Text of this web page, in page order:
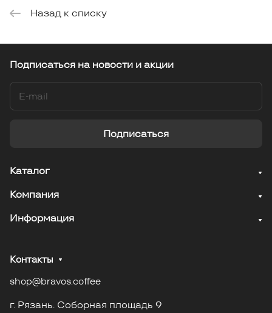
Назад к списку
Подписаться на новости и акции
Подписаться
Каталог
Компания
Информация
Контакты
shop@bravos.coffee
г. Рязань. Соборная площадь 9